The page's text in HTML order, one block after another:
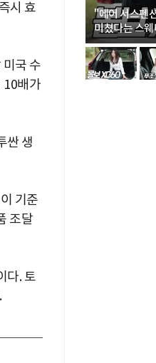
시 효
국 수
10배가
싼 생
기준
조달
다. 토
무쏘’… “여성·
"에어 서스펜
미쳤다는 스웨
B5 울트라'